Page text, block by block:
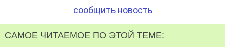
сообщить новость
САМОЕ ЧИТАЕМОЕ ПО ЭТОЙ ТЕМЕ: